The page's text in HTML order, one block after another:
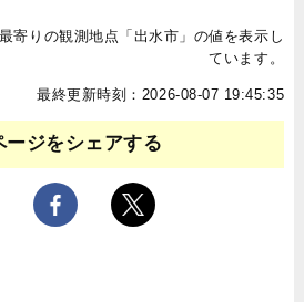
寄りの観測地点「出水市」の値を表示し
ています。
最終更新時刻：2026-08-07 19:45:35
ージをシェアする